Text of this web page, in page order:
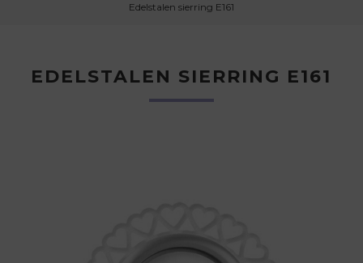
Edelstalen sierring E161
EDELSTALEN SIERRING E161